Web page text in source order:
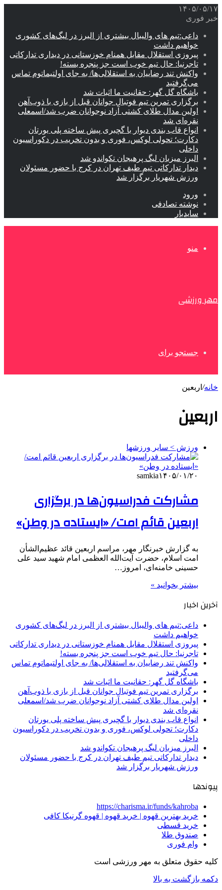
۱۴۰۵/۰۵/۱۷
خبر فوری
داعی:تیم های والیبال بیشتری از البرز در لیگ‌های کشوری
خواهیم داشت
پیروزی استقلال مقابل همنام خوزستانی در دیداری تدارکاتی
تاجرنیا: حال تیم خوب است جز پنجره بسته!
واکنش تند رضاییان به استقلالی‌ها/ به جای اولتیماتوم تماس
می‌گرفتید
باشگاه گل گهر: حقانیت ما اثبات شد
برگزاری تمرین تیم فوتبال جوانان قبل از بازی با ذوب‌آهن
اولین مدال طلای کشتی آزاد نوجوانان ضرب شد/اسمعلی
نقره‌ای شد
انواع قاب بندی دیوار با گچبری پیش ساخته پلی یورتان
دکارت؛ تحولی لوکس، فوری و بدون تخریب در دکوراسیون
داخلی
البرز میزبان لیگ پرهیجان تکواندو شد
دیدار تدارکاتی تیم طیف تهران در کرج با حضور مسئولان
ورزش شهریار برگزار شد
ورود
نوشته تصادفی
سایدبار
منو
مهر ورزشی
جستجو برای
خانه/ اربعین
اربعین
ورزش > سایر ورزشها
samkia۱۴۰۵/۰۱/۲۰
مشارکت فدراسیون‌ها در برگزاری
اربعین قائم امت/ «ایستاده در وطن»
به گزارش خبرنگار مهر، مراسم اربعین قائد عظیم‌الشأن
امت اسلام، حضرت آیت‌الله العظمی امام شهید سید علی
حسینی خامنه‌ای، امروز…
بیشتر بخوانید »
آخرین اخبار
داعی:تیم های والیبال بیشتری از البرز در لیگ‌های کشوری
خواهیم داشت
پیروزی استقلال مقابل همنام خوزستانی در دیداری تدارکاتی
تاجرنیا: حال تیم خوب است جز پنجره بسته!
واکنش تند رضاییان به استقلالی‌ها/ به جای اولتیماتوم تماس
می‌گرفتید
باشگاه گل گهر: حقانیت ما اثبات شد
برگزاری تمرین تیم فوتبال جوانان قبل از بازی با ذوب‌آهن
اولین مدال طلای کشتی آزاد نوجوانان ضرب شد/اسمعلی
نقره‌ای شد
انواع قاب بندی دیوار با گچبری پیش ساخته پلی یورتان
دکارت؛ تحولی لوکس، فوری و بدون تخریب در دکوراسیون
داخلی
البرز میزبان لیگ پرهیجان تکواندو شد
دیدار تدارکاتی تیم طیف تهران در کرج با حضور مسئولان
ورزش شهریار برگزار شد
پیوندها
https://charisma.ir/funds/kahroba
خرید بهترین قهوه | خرید قهوه | قهوه گرنیکا کافی
خرید قسطی
صندوق طلا
وام فوری
کلیه حقوق متعلق به مهر ورزشی است
دکمه بازگشت به بالا